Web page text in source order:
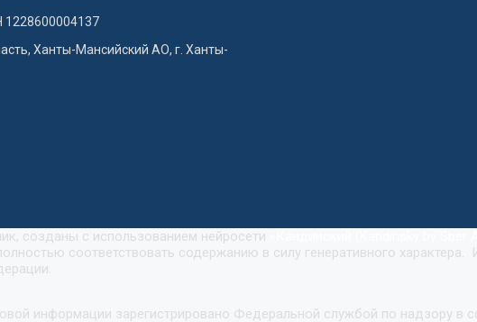
Ханты-Мансийский АО, г. Ханты-
созданы с использованием нейросети
соответствовать содержанию в силу генеративного
информации зарегистрировано Федеральной службой по надзору в